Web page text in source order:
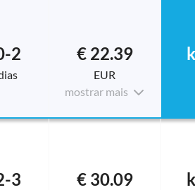
2 € 22.39
EUR
mostrar mais
3 € 30.09